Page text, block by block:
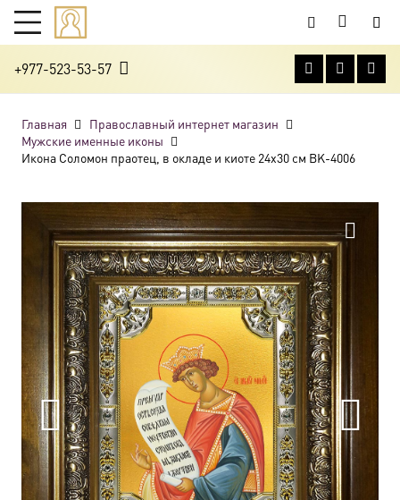
+977-523-53-57
Главная
Православный интернет магазин
Мужские именные иконы
Икона Соломон праотец, в окладе и киоте 24х30 см BK-4006